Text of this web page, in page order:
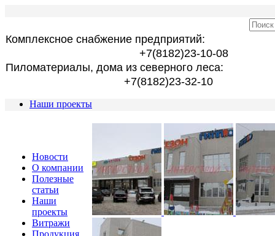
Комплексное снабжение предприятий:
+7(8182)23-10-08
Пиломатериалы, дома из северного леса:
+7(8182)23-32-10
Наши проекты
Новости
О компании
Полезные
статьи
Наши
проекты
Витражи
Продукция